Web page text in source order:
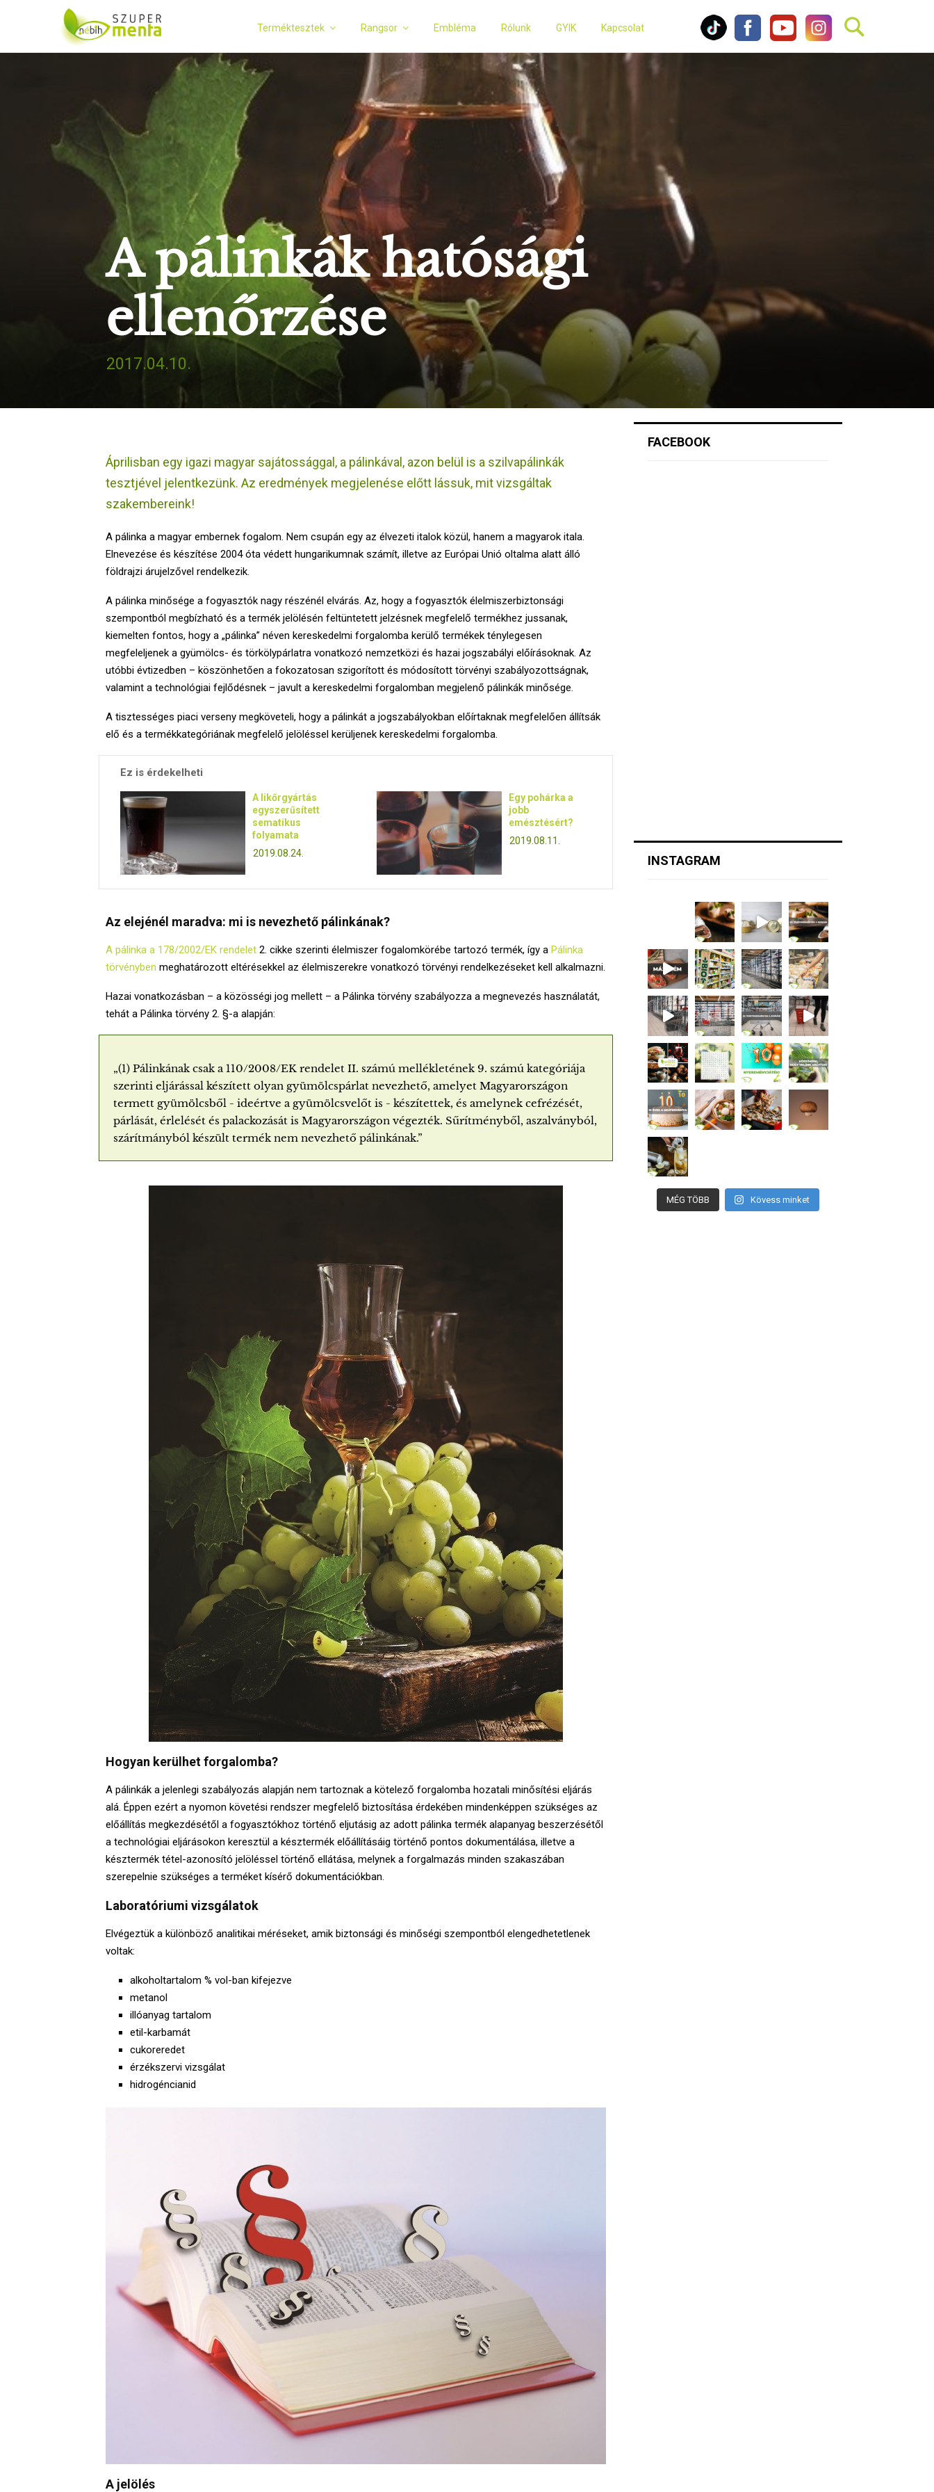
Terméktesztek Rangsor Embléma Rólunk GYIK Kapcsolat
A pálinkák hatósági
ellenőrzése
2017.04.10.
Áprilisban egy igazi magyar sajátossággal, a pálinkával, azon belül is a szilvapálinkák
tesztjével jelentkezünk. Az eredmények megjelenése előtt lássuk, mit vizsgáltak
szakembereink!
A pálinka a magyar embernek fogalom. Nem csupán egy az élvezeti italok közül, hanem a magyarok itala.
Elnevezése és készítése 2004 óta védett hungarikumnak számít, illetve az Európai Unió oltalma alatt álló
földrajzi árujelzővel rendelkezik.
A pálinka minősége a fogyasztók nagy részénél elvárás. Az, hogy a fogyasztók élelmiszerbiztonsági
szempontból megbízható és a termék jelölésén feltüntetett jelzésnek megfelelő termékhez jussanak,
kiemelten fontos, hogy a „pálinka” néven kereskedelmi forgalomba kerülő termékek ténylegesen
megfeleljenek a gyümölcs- és törkölypárlatra vonatkozó nemzetközi és hazai jogszabályi előírásoknak. Az
utóbbi évtizedben – köszönhetően a fokozatosan szigorított és módosított törvényi szabályozottságnak,
valamint a technológiai fejlődésnek – javult a kereskedelmi forgalomban megjelenő pálinkák minősége.
A tisztességes piaci verseny megköveteli, hogy a pálinkát a jogszabályokban előírtaknak megfelelően állítsák
elő és a termékkategóriának megfelelő jelöléssel kerüljenek kereskedelmi forgalomba.
Ez is érdekelheti
A likőrgyártás
egyszerűsített
sematikus
folyamata
2019.08.24.
Egy pohárka a
jobb
emésztésért?
2019.08.11.
Az elejénél maradva: mi is nevezhető pálinkának?
A pálinka a 178/2002/EK rendelet 2. cikke szerinti élelmiszer fogalomkörébe tartozó termék, így a Pálinka
törvényben meghatározott eltérésekkel az élelmiszerekre vonatkozó törvényi rendelkezéseket kell alkalmazni.
Hazai vonatkozásban – a közösségi jog mellett – a Pálinka törvény szabályozza a megnevezés használatát,
tehát a Pálinka törvény 2. §-a alapján:
„(1) Pálinkának csak a 110/2008/EK rendelet II. számú mellékletének 9. számú kategóriája
szerinti eljárással készített olyan gyümölcspárlat nevezhető, amelyet Magyarországon
termett gyümölcsből - ideértve a gyümölcsvelőt is - készítettek, és amelynek cefrézését,
párlását, érlelését és palackozását is Magyarországon végezték. Sűrítményből, aszalványból,
szárítmányból készült termék nem nevezhető pálinkának.”
Hogyan kerülhet forgalomba?
A pálinkák a jelenlegi szabályozás alapján nem tartoznak a kötelező forgalomba hozatali minősítési eljárás
alá. Éppen ezért a nyomon követési rendszer megfelelő biztosítása érdekében mindenképpen szükséges az
előállítás megkezdésétől a fogyasztókhoz történő eljutásig az adott pálinka termék alapanyag beszerzésétől
a technológiai eljárásokon keresztül a késztermék előállításáig történő pontos dokumentálása, illetve a
késztermék tétel-azonosító jelöléssel történő ellátása, melynek a forgalmazás minden szakaszában
szerepelnie szükséges a terméket kísérő dokumentációkban.
Laboratóriumi vizsgálatok
Elvégeztük a különböző analitikai méréseket, amik biztonsági és minőségi szempontból elengedhetetlenek
voltak:
alkoholtartalom % vol-ban kifejezve
metanol
illóanyag tartalom
etil-karbamát
cukoreredet
érzékszervi vizsgálat
hidrogéncianid
A jelölés
FACEBOOK
INSTAGRAM
MÉG TÖBB Kövess minket